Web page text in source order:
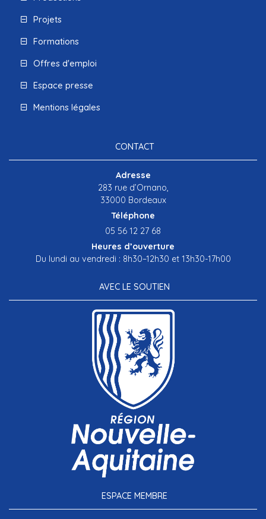
Projets
Formations
Offres d'emploi
Espace presse
Mentions légales
CONTACT
Adresse
283 rue d’Ornano,
33000 Bordeaux
Téléphone
05 56 12 27 68
Heures d’ouverture
Du lundi au vendredi : 8h30–12h30 et 13h30-17h00
AVEC LE SOUTIEN
ESPACE MEMBRE